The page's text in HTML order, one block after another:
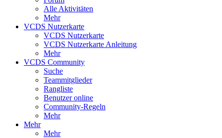
Alle Aktivitäten
Mehr
VCDS Nutzerkarte
VCDS Nutzerkarte
VCDS Nutzerkarte Anleitung
Mehr
VCDS Community
Suche
Teammitglieder
Rangliste
Benutzer online
Community-Regeln
Mehr
Mehr
Mehr